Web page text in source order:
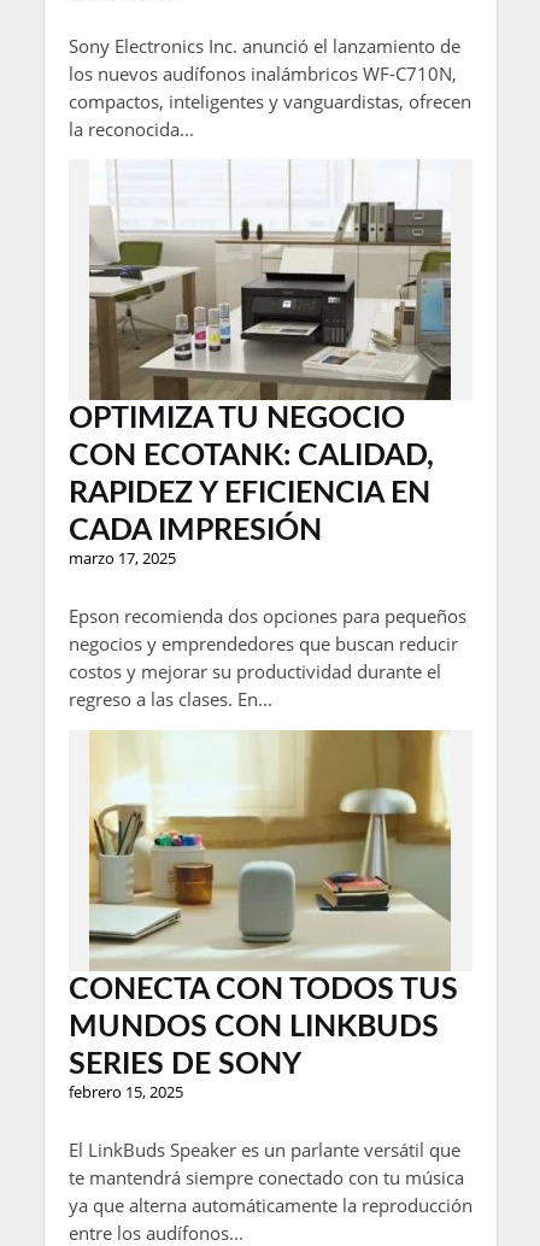
Sony Electronics Inc. anunció el lanzamiento de
los nuevos audífonos inalámbricos WF-C710N,
compactos, inteligentes y vanguardistas, ofrecen
la reconocida...
OPTIMIZA TU NEGOCIO
CON ECOTANK: CALIDAD,
RAPIDEZ Y EFICIENCIA EN
CADA IMPRESIÓN
marzo 17, 2025
Epson recomienda dos opciones para pequeños
negocios y emprendedores que buscan reducir
costos y mejorar su productividad durante el
regreso a las clases. En...
CONECTA CON TODOS TUS
MUNDOS CON LINKBUDS
SERIES DE SONY
febrero 15, 2025
El LinkBuds Speaker es un parlante versátil que
te mantendrá siempre conectado con tu música
ya que alterna automáticamente la reproducción
entre los audífonos...